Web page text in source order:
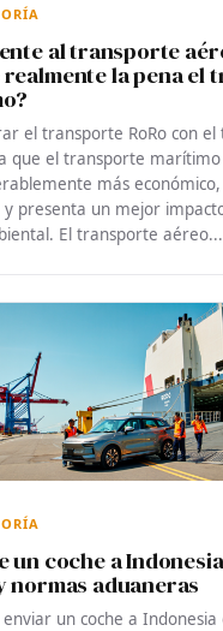
al transporte
la pena el
el transporte RoRo con
que el transporte marítimo
más
y presenta un mejor
El transporte aéreo...
un coche a
normas aduaneras
enviar un coche a